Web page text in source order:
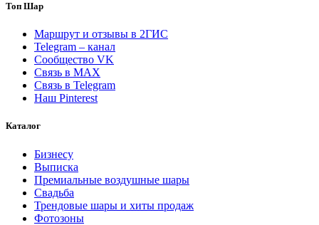
"Котэ
праздник"
Топ Шар
Маршрут и отзывы в 2ГИС
Telegram – канал
Сообщество VK
Связь в MAX
Связь в Telegram
Наш Pinterest
Каталог
Бизнесу
Выписка
Премиальные воздушные шары
Свадьба
Трендовые шары и хиты продаж
Фотозоны